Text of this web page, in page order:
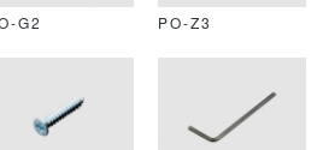
G2 PO-Z3